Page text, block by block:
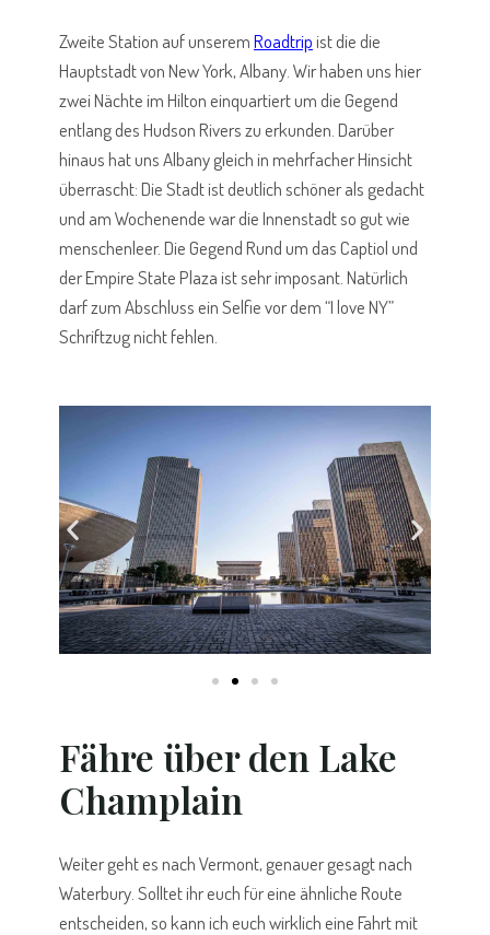
Zweite Station auf unseremRoadtripist die die
Hauptstadt von New York, Albany. Wir haben uns hier
zwei Nächte im Hilton einquartiert um die Gegend
entlang des Hudson Rivers zu erkunden. Darüber
hinaus hat uns Albany gleich in mehrfacher Hinsicht
überrascht: Die Stadt ist deutlich schöner als gedacht
und am Wochenende war die Innenstadt so gut wie
menschenleer. Die Gegend Rund um das Captiol und
der Empire State Plaza ist sehr imposant. Natürlich
darf zum Abschluss ein Selfie vor dem “I love NY”
Schriftzug nicht fehlen.
Fähre über den Lake
Champlain
Weiter geht es nach Vermont, genauer gesagt nach
Waterbury. Solltet ihr euch für eine ähnliche Route
entscheiden, so kann ich euch wirklich eine Fahrt mit